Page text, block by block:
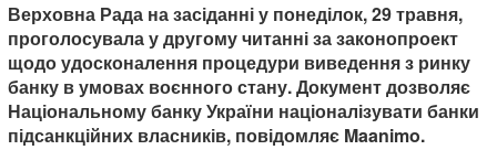
Верховна Рада на засіданні у понеділок, 29 травня,
проголосувала у другому читанні за законопроект
щодо удосконалення процедури виведення з ринку
банку в умовах воєнного стану. Документ дозволяє
Національному банку України націоналізувати банки
підсанкційних власників, повідомляє Maanimo.